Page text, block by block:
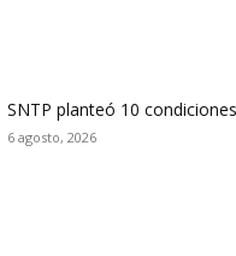
SNTP planteó 10
6 agosto, 2026